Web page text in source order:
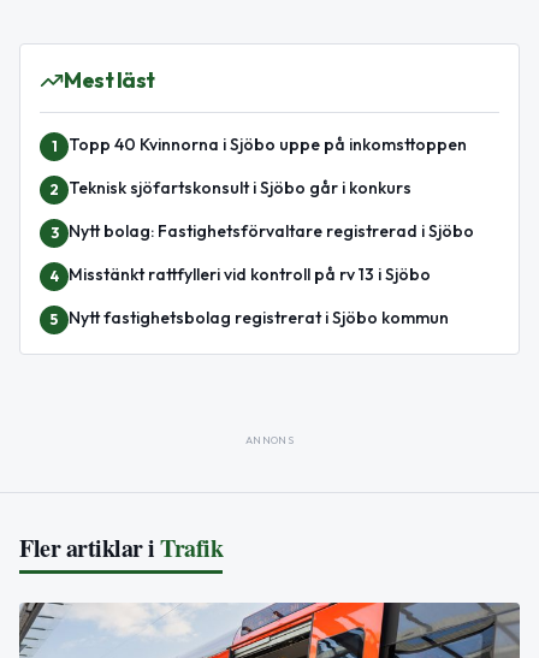
Mest läst
1 Topp 40 Kvinnorna i Sjöbo uppe på inkomsttoppen
2 Teknisk sjöfartskonsult i Sjöbo går i konkurs
3 Nytt bolag: Fastighetsförvaltare registrerad i Sjöbo
4 Misstänkt rattfylleri vid kontroll på rv 13 i Sjöbo
5 Nytt fastighetsbolag registrerat i Sjöbo kommun
ANNONS
Fler artiklar iTrafik